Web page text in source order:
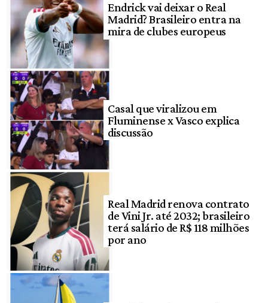
Endrick vai deixar o Real
Madrid? Brasileiro entra na
mira de clubes europeus
Casal que viralizou em
Fluminense x Vasco explica
discussão
Real Madrid renova contrato
de Vini Jr. até 2032; brasileiro
terá salário de R$ 118 milhões
por ano